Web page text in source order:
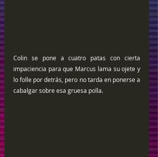
Colin se pone a cuatro patas con cierta
impaciencia para que Marcus lama su ojete y
lo folle por detrás, pero no tarda en ponerse a
cabalgar sobre esa gruesa polla.